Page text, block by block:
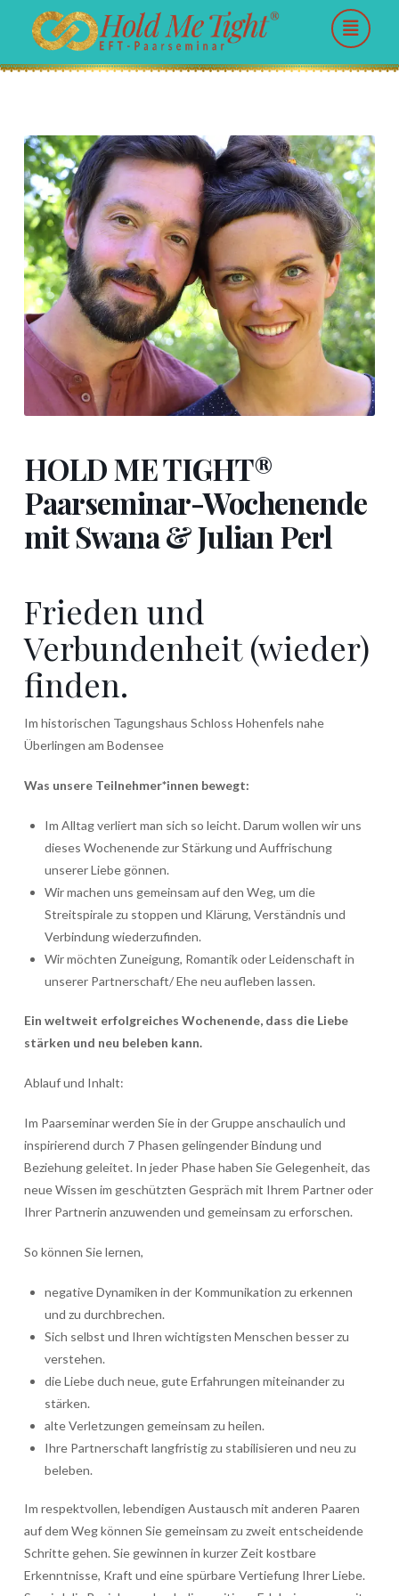
HOLD ME TIGHT®
Paarseminar-Wochenende
mit Swana & Julian Perl
Frieden und
Verbundenheit (wieder)
finden.
Im historischen Tagungshaus Schloss Hohenfels nahe
Überlingen am Bodensee
Was unsere Teilnehmer*innen bewegt:
Im Alltag verliert man sich so leicht. Darum wollen wir uns
dieses Wochenende zur Stärkung und Auffrischung
unserer Liebe gönnen.
Wir machen uns gemeinsam auf den Weg, um die
Streitspirale zu stoppen und Klärung, Verständnis und
Verbindung wiederzufinden.
Wir möchten Zuneigung, Romantik oder Leidenschaft in
unserer Partnerschaft/ Ehe neu aufleben lassen.
Ein weltweit erfolgreiches Wochenende, dass die Liebe
stärken und neu beleben kann.
Ablauf und Inhalt:
Im Paarseminar werden Sie in der Gruppe anschaulich und
inspirierend durch 7 Phasen gelingender Bindung und
Beziehung geleitet. In jeder Phase haben Sie Gelegenheit, das
neue Wissen im geschützten Gespräch mit Ihrem Partner oder
Ihrer Partnerin anzuwenden und gemeinsam zu erforschen.
So können Sie lernen,
negative Dynamiken in der Kommunikation zu erkennen
und zu durchbrechen.
Sich selbst und Ihren wichtigsten Menschen besser zu
verstehen.
die Liebe duch neue, gute Erfahrungen miteinander zu
stärken.
alte Verletzungen gemeinsam zu heilen.
Ihre Partnerschaft langfristig zu stabilisieren und neu zu
beleben.
Im respektvollen, lebendigen Austausch mit anderen Paaren
auf dem Weg können Sie gemeinsam zu zweit entscheidende
Schritte gehen. Sie gewinnen in kurzer Zeit kostbare
Erkenntnisse, Kraft und eine spürbare Vertiefung Ihrer Liebe.